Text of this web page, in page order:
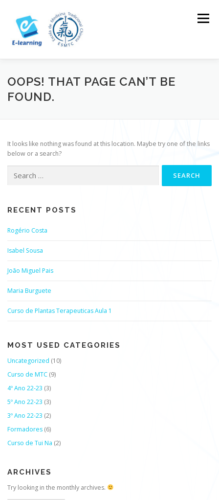
content
Menu
OOPS! THAT PAGE CAN’T BE
FOUND.
It looks like nothing was found at this location. Maybe try one of the links
below or a search?
for:
RECENT POSTS
Rogério Costa
Isabel Sousa
João Miguel Pais
Maria Burguete
Curso de Plantas Terapeuticas Aula 1
MOST USED CATEGORIES
Uncategorized (10)
Curso de MTC (9)
4º Ano 22-23 (3)
5º Ano 22-23 (3)
3º Ano 22-23 (2)
Formadores (6)
Curso de Tui Na (2)
ARCHIVES
Try looking in the monthly archives.